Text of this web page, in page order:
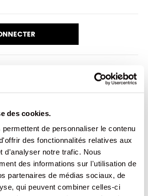
des cookies.
de personnaliser le contenu
des fonctionnalités relatives aux
d'analyser notre trafic. Nous
des informations sur l'utilisation de
partenaires de médias sociaux, de
qui peuvent combiner celles-ci
est une gourmandise sucrée, au
d'une grande légèreté. On l'appelle
ou "Merveilles" selon les régions. Sa
sa couleur dorée en font un dessert